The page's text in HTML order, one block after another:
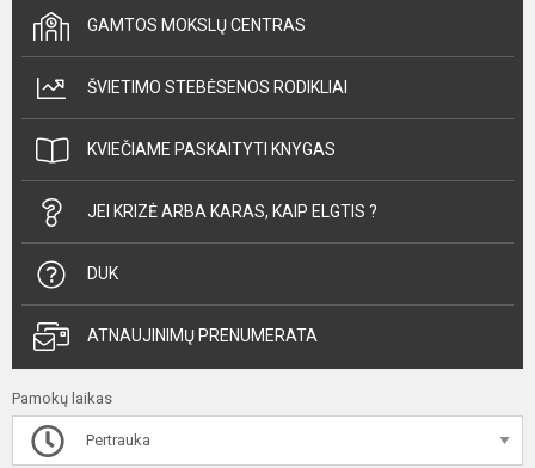
GAMTOS MOKSLŲ CENTRAS
ŠVIETIMO STEBĖSENOS RODIKLIAI
KVIEČIAME PASKAITYTI KNYGAS
JEI KRIZĖ ARBA KARAS, KAIP ELGTIS ?
DUK
ATNAUJINIMŲ PRENUMERATA
Pamokų laikas
Pertrauka